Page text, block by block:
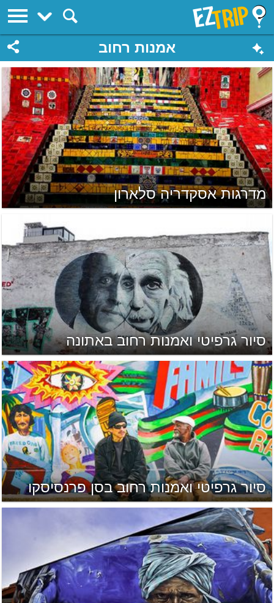
EZTrip
אמנות רחוב
מדרגות אסקדריה סלארון
סיור גרפיטי ואמנות רחוב באתונה
סיור גרפיטי ואמנות רחוב בסן פרנסיסקו